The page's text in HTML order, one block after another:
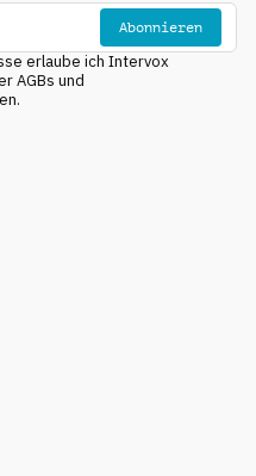
Abonnieren
erlaube ich Intervox
AGBs und